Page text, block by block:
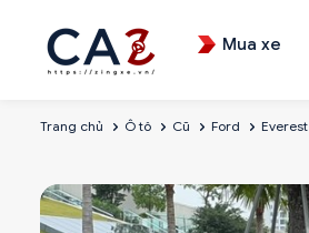
Mua xe
Trang chủ Ô tô Cũ Ford Everest